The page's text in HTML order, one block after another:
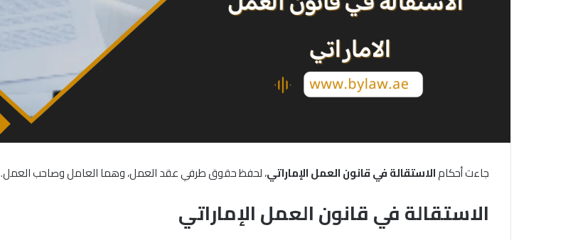
جاءت أحكامالاستقالةفيقانونالعملالإماراتي، لحفظ حقوق طرفي عقد العمل، وهما العامل وصاحب العمل.
الاستقالة في قانون العمل الإماراتي